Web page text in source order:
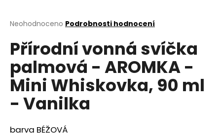
Průměrné
produktu
je
5
hvězdiček.
Neohodnoceno Podrobnosti hodnocení
Přírodní vonná svíčka
palmová - AROMKA -
Mini Whiskovka, 90 ml
- Vanilka
barva BÉŽOVÁ
j
t
?